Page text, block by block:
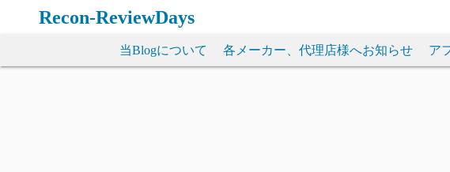
ン
Recon-ReviewDays
当Blogについて 各メーカー、代理店様へお知らせ ア